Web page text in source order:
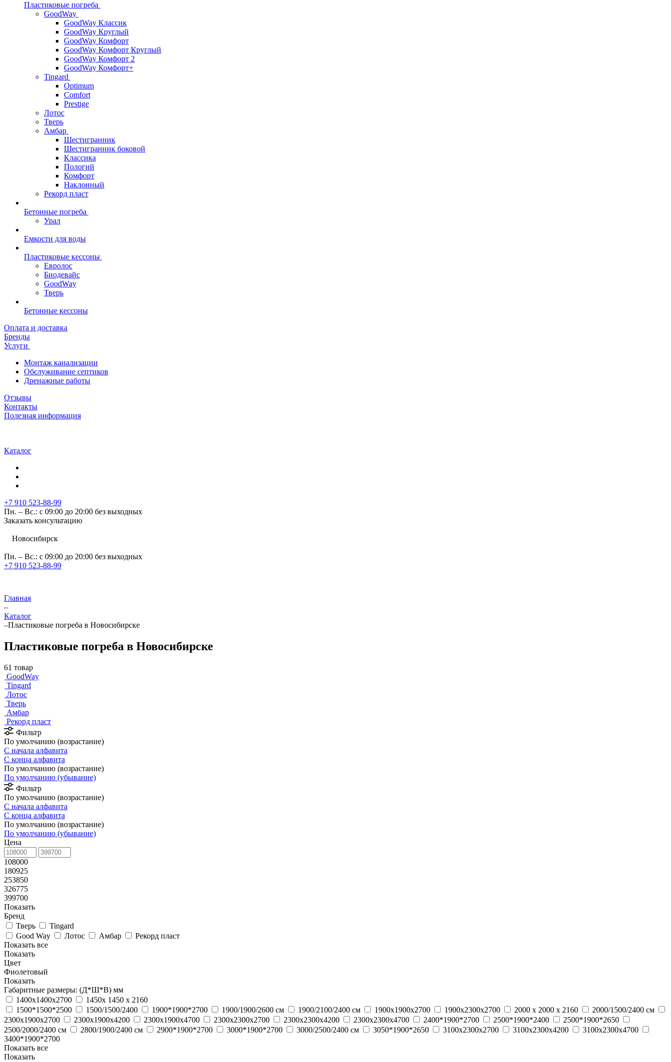
Пластиковые погреба
GoodWay
GoodWay Классик
GoodWay Круглый
GoodWay Комфорт
GoodWay Комфорт Круглый
GoodWay Комфорт 2
GoodWay Комфорт+
Tingard
Optimum
Comfort
Prestige
Лотос
Тверь
Амбар
Шестигранник
Шестигранник боковой
Классика
Пологий
Комфорт
Наклонный
Рекорд пласт
Бетонные погреба
Урал
Емкости для воды
Пластиковые кессоны
Евролос
Биодевайс
GoodWay
Тверь
Бетонные кессоны
Оплата и доставка
Бренды
Услуги
Монтаж канализации
Обслуживание септиков
Дренажные работы
Отзывы
Контакты
Полезная информация
Каталог
+7 910 523-88-99
Пн. – Вс.: с 09:00 до 20:00 без выходных
Заказать консультацию
Новосибирск
Пн. – Вс.: с 09:00 до 20:00 без выходных
+7 910 523-88-99
Главная
–
Каталог
–Пластиковые погреба в Новосибирске
Пластиковые погреба в Новосибирске
61 товар
GoodWay
Tingard
Лотос
Тверь
Амбар
Рекорд пласт
Фильтр
По умолчанию (возрастание)
С начала алфавита
С конца алфавита
По умолчанию (возрастание)
По умолчанию (убывание)
Фильтр
По умолчанию (возрастание)
С начала алфавита
С конца алфавита
По умолчанию (возрастание)
По умолчанию (убывание)
Цена
108000
180925
253850
326775
399700
Показать
Бренд
Тверь
Tingard
Good Way
Лотос Амбар
Рекорд пласт
Показать все
Показать
Цвет
Фиолетовый
Показать
Габаритные размеры: (Д*Ш*В) мм
1400х1400х2700
1450x 1450 x 2160
1500*1500*2500
1500/1500/2400 1900*1900*2700 1900/1900/2600 см 1900/2100/2400 см 1900х1900х2700 1900х2300х2700 2000 x 2000 x 2160
2000/1500/2400 см
2300х1900х2700
2300х1900х4200 2300х1900х4700 2300х2300х2700 2300х2300х4200 2300х2300х4700 2400*1900*2700 2500*1900*2400
2500*1900*2650
2500/2000/2400 см
2800/1900/2400 см 2900*1900*2700 3000*1900*2700 3000/2500/2400 см 3050*1900*2650 3100х2300х2700 3100х2300х4200
3100х2300х4700
3400*1900*2700
Показать все
Показать